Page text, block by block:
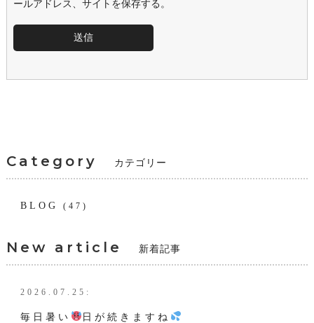
ールアドレス、サイトを保存する。
Category カテゴリー
BLOG (47)
New article 新着記事
2026.07.25:
毎日暑い 日が続きますね